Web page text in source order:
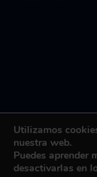
Usuarios
Acceder
Utilizamos
nuestra web.
Puedes aprender
desactivarlas en